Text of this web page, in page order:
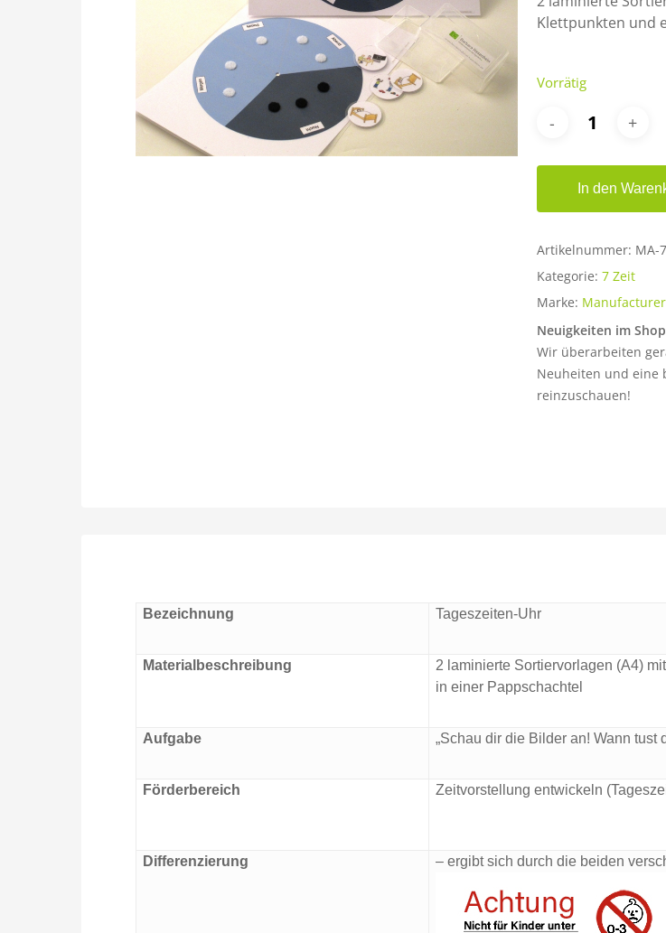
Klettpunkten und
Vorrätig
In den
Artikelnummer: MA-
Kategorie: 7 Zeit
Marke: Manufacturer
Neuigkeiten im Shop
Wir überarbeiten
Neuheiten und eine
reinzuschauen!
Bezeichnung Tageszeiten-Uhr
Materialbeschreibung
2 laminierte Sortiervorlagen (A4)
in einer Pappschachtel
Aufgabe „Schau dir die Bilder an! Wann tust
Förderbereich Zeitvorstellung entwickeln
Differenzierung – ergibt sich durch die beiden